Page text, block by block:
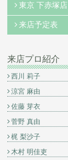
東京 下赤塚店
来店予定表
来店プロ紹介
西川 莉子
涼宮 麻由
佐藤 芽衣
菅野 真由
梶 梨沙子
木村 明佳吏